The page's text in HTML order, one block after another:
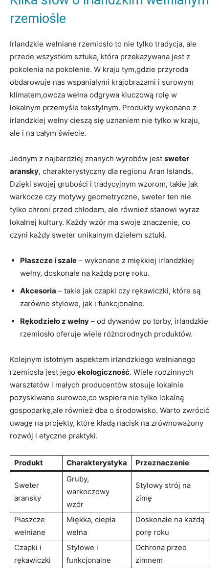
rzemiośle
Irlandzkie wełniane rzemiosło to nie tylko tradycja, ale
przede wszystkim sztuka, która przekazywana jest z
pokolenia na pokolenie. W kraju tym,gdzie przyroda
obdarowuje nas wspaniałymi krajobrazami i surowym
klimatem,owcza wełna odgrywa kluczową rolę w
lokalnym przemyśle tekstylnym. Produkty wykonane z
irlandzkiej wełny cieszą się uznaniem nie tylko w kraju,
ale i na całym świecie.
Jednym z najbardziej znanych wyrobów jest sweter
aransky, charakterystyczny dla regionu Aran Islands.
Dzięki swojej grubości i tradycyjnym wzorom, takie jak
warkocze czy motywy geometryczne, sweter ten nie
tylko chroni przed chłodem, ale również stanowi wyraz
lokalnej kultury. Każdy wzór ma swoje znaczenie, co
czyni każdy sweter unikalnym dziełem sztuki.
Płaszcze i szale – wykonane z miękkiej irlandzkiej
wełny, doskonałe na każdą porę roku.
Akcesoria – takie jak czapki czy rękawiczki, które są
zarówno stylowe, jak i funkcjonalne.
Rękodzieło z wełny – od dywanów po torby, irlandzkie
rzemiosło oferuje wiele różnorodnych produktów.
Kolejnym istotnym aspektem irlandzkiego wełnianego
rzemiosła jest jego ekologiczność. Wiele rodzinnych
warsztatów i małych producentów stosuje lokalnie
pozyskiwane surowce,co wspiera nie tylko lokalną
gospodarkę,ale również dba o środowisko. Warto zwrócić
uwagę na projekty, które kładą nacisk na zrównoważony
rozwój i etyczne praktyki.
Produkt Charakterystyka Przeznaczenie
Sweter
aransky
Gruby,
warkoczowy
wzór
Stylowy strój na
zimę
Płaszcze
wełniane
Miękka, ciepła
wełna
Doskonałe na każdą
porę roku
Czapki i
rękawiczki
Stylowe i
funkcjonalne
Ochrona przed
zimnem